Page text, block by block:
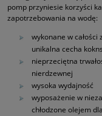
pomp przyniesie korzyści
zapotrzebowania na wodę:
wykonane w
unikalna cecha
nieprzeciętna
nierdzewnej
wysoka wydajność
wyposażenie w
chłodzone olejem